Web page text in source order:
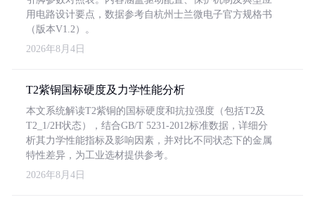
用电路设计要点，数据参考自杭州士兰微电子官方规格书
（版本V1.2）。
2026年8月4日
T2紫铜国标硬度及力学性能分析
本文系统解读T2紫铜的国标硬度和抗拉强度（包括T2及
T2_1/2H状态），结合GB/T 5231-2012标准数据，详细分
析其力学性能指标及影响因素，并对比不同状态下的金属
特性差异，为工业选材提供参考。
2026年8月4日